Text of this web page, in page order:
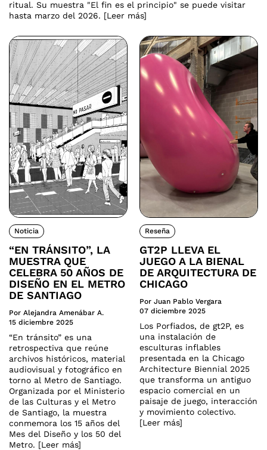
ritual. Su muestra "El fin es el principio" se puede visitar
hasta marzo del 2026. [Leer más]
Noticia
“EN TRÁNSITO”, LA
MUESTRA QUE
CELEBRA 50 AÑOS DE
DISEÑO EN EL METRO
DE SANTIAGO
Por Alejandra Amenábar A.
15 diciembre 2025
“En tránsito” es una
retrospectiva que reúne
archivos históricos, material
audiovisual y fotográfico en
torno al Metro de Santiago.
Organizada por el Ministerio
de las Culturas y el Metro
de Santiago, la muestra
conmemora los 15 años del
Mes del Diseño y los 50 del
Metro. [Leer más]
Reseña
GT2P LLEVA EL
JUEGO A LA BIENAL
DE ARQUITECTURA DE
CHICAGO
Por Juan Pablo Vergara
07 diciembre 2025
Los Porfiados, de gt2P, es
una instalación de
esculturas inflables
presentada en la Chicago
Architecture Biennial 2025
que transforma un antiguo
espacio comercial en un
paisaje de juego, interacción
y movimiento colectivo.
[Leer más]